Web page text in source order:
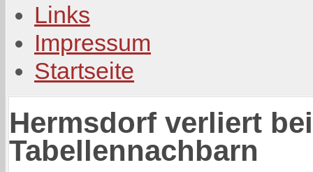
Links
Impressum
Startseite
Hermsdorf verliert
Tabellennachbarn